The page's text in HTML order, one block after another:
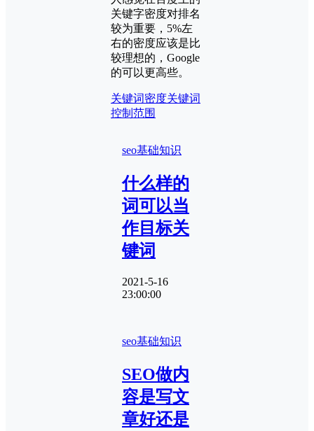
关键字密度对排名
较为重要，5%左
右的密度应该是比
较理想的，Google
的可以更高些。
关键词密度关键词
控制范围
seo基础知识
什么样的
词可以当
作目标关
键词
2021-5-16
23:00:00
seo基础知识
SEO做内
容是写文
章好还是